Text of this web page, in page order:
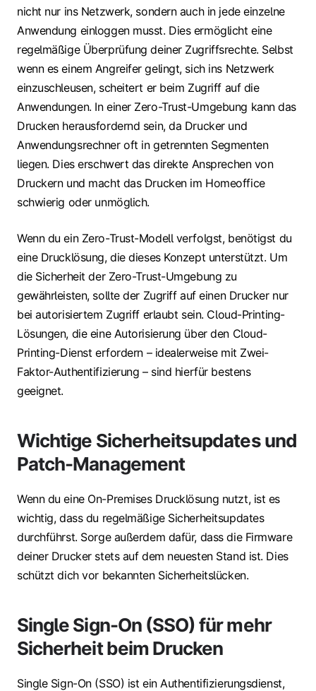
nicht nur ins Netzwerk, sondern auch in jede einzelne
Anwendung einloggen musst. Dies ermöglicht eine
regelmäßige Überprüfung deiner Zugriffsrechte. Selbst
wenn es einem Angreifer gelingt, sich ins Netzwerk
einzuschleusen, scheitert er beim Zugriff auf die
Anwendungen. In einer Zero-Trust-Umgebung kann das
Drucken herausfordernd sein, da Drucker und
Anwendungsrechner oft in getrennten Segmenten
liegen. Dies erschwert das direkte Ansprechen von
Druckern und macht das Drucken im Homeoffice
schwierig oder unmöglich.
Wenn du ein Zero-Trust-Modell verfolgst, benötigst du
eine Drucklösung, die dieses Konzept unterstützt. Um
die Sicherheit der Zero-Trust-Umgebung zu
gewährleisten, sollte der Zugriff auf einen Drucker nur
bei autorisiertem Zugriff erlaubt sein. Cloud-Printing-
Lösungen, die eine Autorisierung über den Cloud-
Printing-Dienst erfordern – idealerweise mit Zwei-
Faktor-Authentifizierung – sind hierfür bestens
geeignet.
Wichtige Sicherheitsupdates und
Patch-Management
Wenn du eine On-Premises Drucklösung nutzt, ist es
wichtig, dass du regelmäßige Sicherheitsupdates
durchführst. Sorge außerdem dafür, dass die Firmware
deiner Drucker stets auf dem neuesten Stand ist. Dies
schützt dich vor bekannten Sicherheitslücken.
Single Sign-On (SSO) für mehr
Sicherheit beim Drucken
Single Sign-On (SSO) ist ein Authentifizierungsdienst,